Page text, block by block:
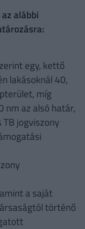
alábbi
egy, kettő
lakásoknál 40,
míg
nm az alsó határ,
jogviszony
a saját
történő